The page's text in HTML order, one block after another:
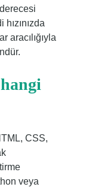
aracılığıyla
CSS,
veya